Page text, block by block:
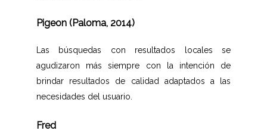
Pigeon (Paloma, 2014)
Las búsquedas con resultados locales se
agudizaron más siempre con la intención de
brindar resultados de calidad adaptados a las
necesidades del usuario.
Fred